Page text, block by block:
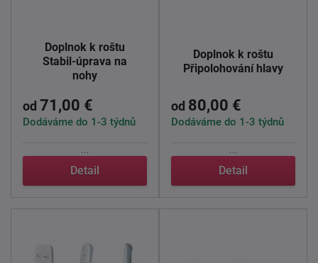
Doplnok k roštu
Stabil-úprava na
nohy
od 71,00 €
Dodáváme do 1-3 týdnů
...
Detail
Doplnok k roštu
Připolohování hlavy
od 80,00 €
Dodáváme do 1-3 týdnů
...
Detail